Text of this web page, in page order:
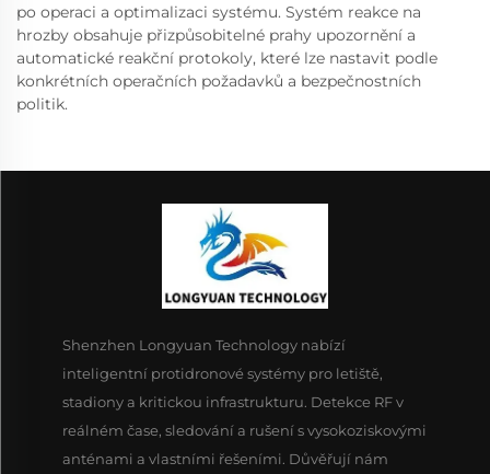
po operaci a optimalizaci systému. Systém reakce na
hrozby obsahuje přizpůsobitelné prahy upozornění a
automatické reakční protokoly, které lze nastavit podle
konkrétních operačních požadavků a bezpečnostních
politik.
Shenzhen Longyuan Technology nabízí
inteligentní protidronové systémy pro letiště,
stadiony a kritickou infrastrukturu. Detekce RF v
reálném čase, sledování a rušení s vysokoziskovými
anténami a vlastními řešeními. Důvěřují nám